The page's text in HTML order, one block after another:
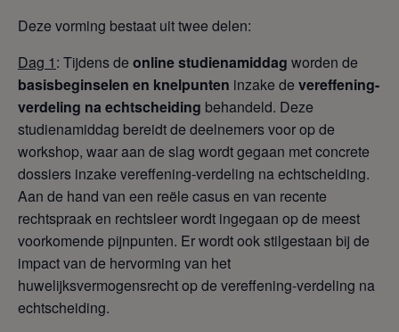
Deze vorming bestaat uit twee delen:
Dag 1: Tijdens de online studienamiddag worden de
basisbeginselen en knelpunten inzake de vereffening-
verdeling na echtscheiding behandeld. Deze
studienamiddag bereidt de deelnemers voor op de
workshop, waar aan de slag wordt gegaan met concrete
dossiers inzake vereffening-verdeling na echtscheiding.
Aan de hand van een reële casus en van recente
rechtspraak en rechtsleer wordt ingegaan op de meest
voorkomende pijnpunten. Er wordt ook stilgestaan bij de
impact van de hervorming van het
huwelijksvermogensrecht op de vereffening-verdeling na
echtscheiding.